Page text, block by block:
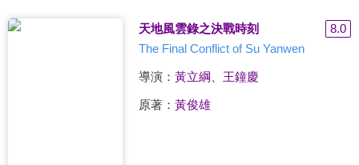
天地風雲錄之決戰時刻
8.0
The Final Conflict of Su Yanwen
導演： 黃立綱 王鐘慶
原著： 黃俊雄